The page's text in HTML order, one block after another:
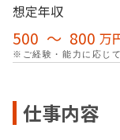
想定年収
500 〜 800 万
※ご経験・能力に応じ
仕事内容